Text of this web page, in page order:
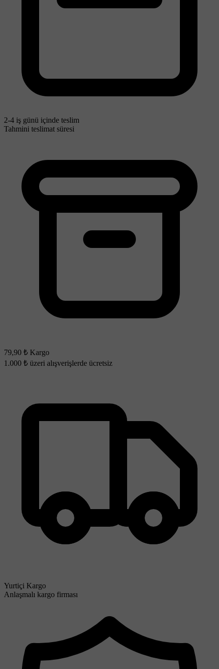
2-4 iş günü içinde teslim
Tahmini teslimat süresi
79,90 ₺ Kargo
1.000 ₺ üzeri alışverişlerde ücretsiz
Yurtiçi Kargo
Anlaşmalı kargo firması